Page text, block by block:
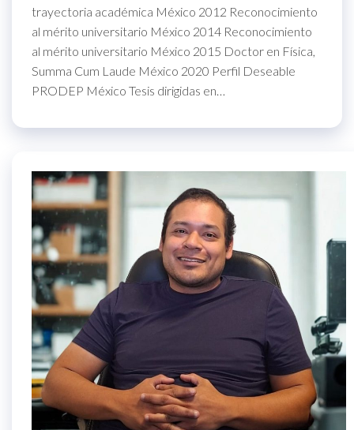
trayectoria académica México 2012 Reconocimiento
al mérito universitario México 2014 Reconocimiento
al mérito universitario México 2015 Doctor en Física,
Summa Cum Laude México 2020 Perfil Deseable
PRODEP México Tesis dirigidas en…